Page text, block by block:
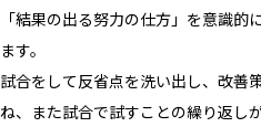
「結果の出る努力の仕方」を意識
ます。
試合をして反省点を洗い出し、改善
ね、また試合で試すことの繰り返し